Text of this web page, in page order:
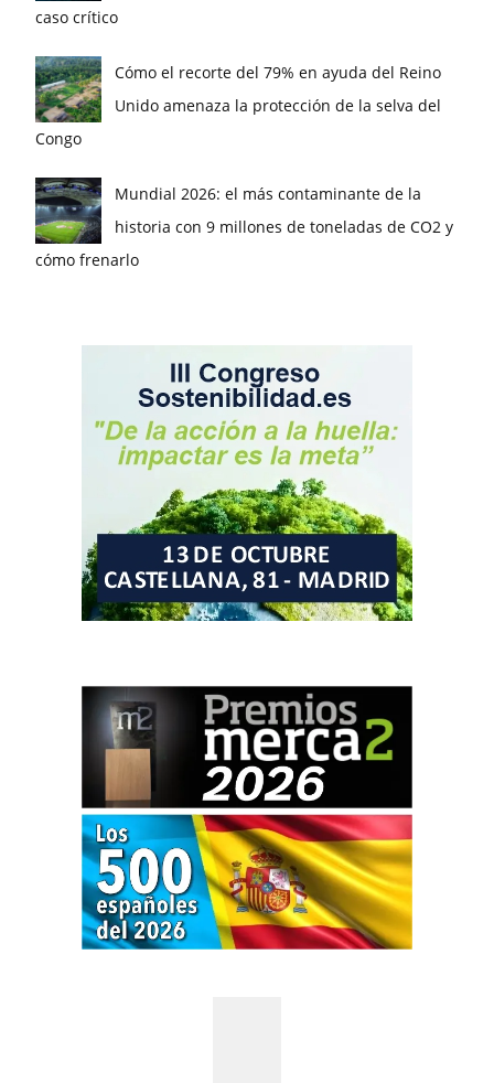
caso crítico
Cómo el recorte del 79% en ayuda del Reino
Unido amenaza la protección de la selva del
Congo
Mundial 2026: el más contaminante de la
historia con 9 millones de toneladas de CO2 y
cómo frenarlo